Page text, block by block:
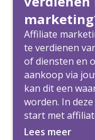
Affiliate
te verdienen
of diensten en
aankoop via
kan dit een
worden. In
start met
Lees meer